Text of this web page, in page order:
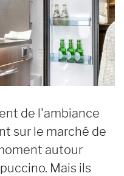
de l'ambiance
sur le marché de
autour
Mais ils